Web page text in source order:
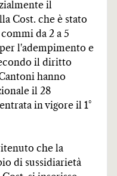
il
Cost. che è stato
da 2 a 5
l'adempimento e
il diritto
hanno
il 28
in vigore il 1°
che la
di sussidiarietà